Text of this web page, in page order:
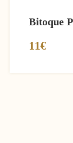
Bitoque
11€